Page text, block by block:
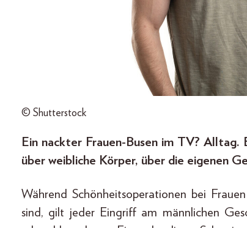
© Shutterstock
Ein nackter Frauen-Busen im TV? Alltag.
über weibliche Körper, über die eigenen
Während Schönheitsoperationen bei
sind, gilt jeder Eingriff am männlichen